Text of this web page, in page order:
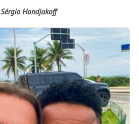
Sérgio Hondjakoff